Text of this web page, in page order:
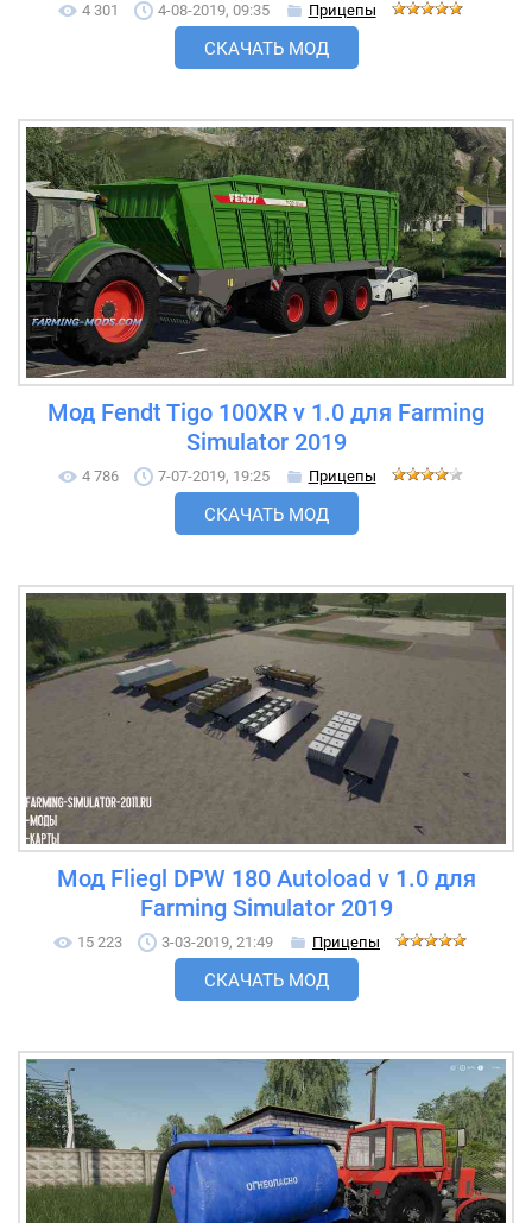
4 301 4-08-2019, 09:35 Прицепы
СКАЧАТЬ МОД
Мод Fendt Tigo 100XR v 1.0 для Farming
Simulator 2019
4 786 7-07-2019, 19:25 Прицепы
СКАЧАТЬ МОД
Мод Fliegl DPW 180 Autoload v 1.0 для
Farming Simulator 2019
15 223 3-03-2019, 21:49 Прицепы
СКАЧАТЬ МОД